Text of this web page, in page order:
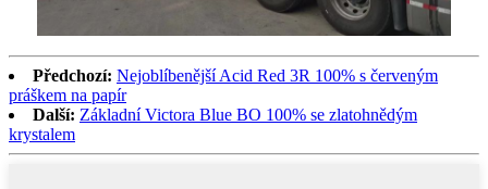
Předchozí: Nejoblíbenější Acid Red 3R 100% s červeným
práškem na papír
Další: Základní Victora Blue BO 100% se zlatohnědým
krystalem